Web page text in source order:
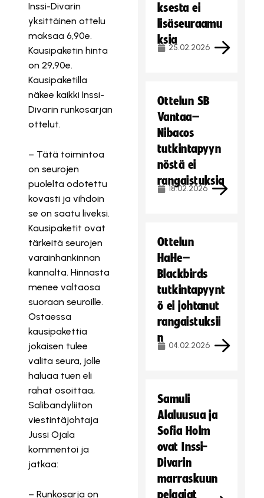
Inssi-Divarin
yksittäinen ottelu
maksaa 6,90e.
Kausipaketin hinta
on 29,90e.
Kausipaketilla
näkee kaikki Inssi-
Divarin runkosarjan
ottelut.
– Tätä toimintoa
on seurojen
puolelta odotettu
kovasti ja vihdoin
se on saatu liveksi.
Kausipaketit ovat
tärkeitä seurojen
varainhankinnan
kannalta. Hinnasta
menee valtaosa
suoraan seuroille.
Ostaessa
kausipakettia
jokaisen tulee
valita seura, jolle
haluaa tuen eli
rahat osoittaa,
Salibandyliiton
viestintäjohtaja
Jussi Ojala
kommentoi ja
jatkaa:
– Runkosarja on
ksesta ei
lisäseuraamu
ksia
25.02.2026
Ottelun SB
Vantaa–
Nibacos
tutkintapyyn
nöstä ei
rangaistuksia
18.02.2026
Ottelun
HaHe–
Blackbirds
tutkintapyynt
ö ei johtanut
rangaistuksii
n
04.02.2026
Samuli
Alaluusua ja
Sofia Holm
ovat Inssi-
Divarin
marraskuun
pelaajat